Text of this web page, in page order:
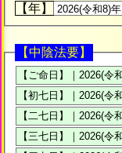
【年】
【中陰法要】